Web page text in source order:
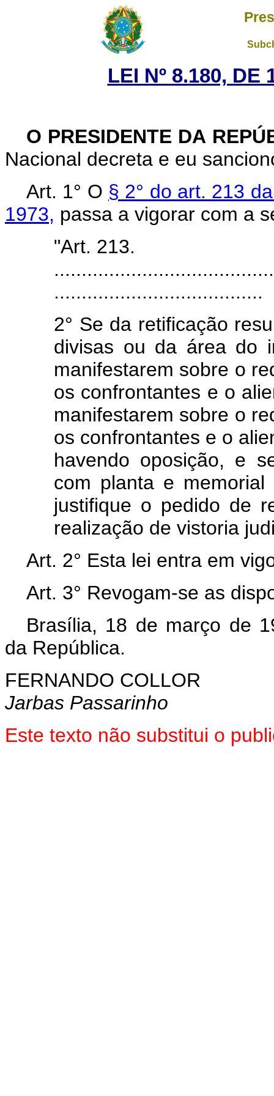
LEI Nº 8.180, DE
O PRESIDENTE DA
Nacional decreta e eu
Art. 1° O § 2° do art. 213
1973, passa a vigorar com a
"Art. 213.
......................................
2° Se da retificação
divisas ou da área do
manifestarem sobre o
os confrontantes e o
manifestarem sobre o
os confrontantes e o
havendo oposição, e
com planta e
justifique o pedido de
realização de vistoria
Art. 2° Esta lei entra em
Art. 3° Revogam-se as
Brasília, 18 de março de
da República.
FERNANDO COLLOR
Jarbas Passarinho
Este texto não substitui o